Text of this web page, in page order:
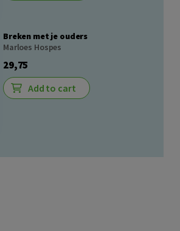
Breken met je ouders
Marloes Hospes
29,75
Add to cart